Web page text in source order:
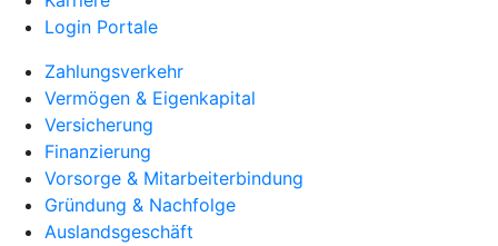
Login Portale
Zahlungsverkehr
Vermögen & Eigenkapital
Versicherung
Finanzierung
Vorsorge & Mitarbeiterbindung
Gründung & Nachfolge
Auslandsgeschäft